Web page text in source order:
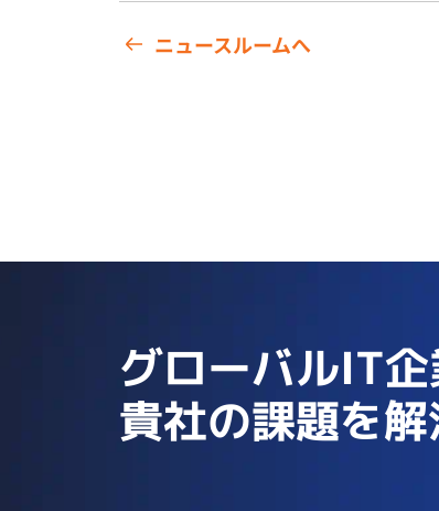
ニュースルームへ
グローバルIT
貴社の課題を